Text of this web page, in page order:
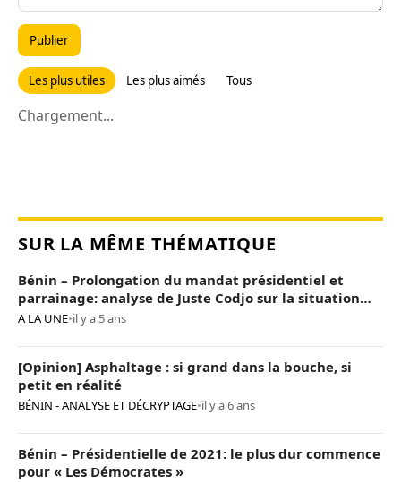
Publier
Les plus utiles Les plus aimés Tous
Chargement...
SUR LA MÊME THÉMATIQUE
Bénin – Prolongation du mandat présidentiel et
parrainage: analyse de Juste Codjo sur la situation
sociopolitique
A LA UNE•il y a 5 ans
[Opinion] Asphaltage : si grand dans la bouche, si
petit en réalité
BÉNIN - ANALYSE ET DÉCRYPTAGE•il y a 6 ans
Bénin – Présidentielle de 2021: le plus dur commence
pour « Les Démocrates »